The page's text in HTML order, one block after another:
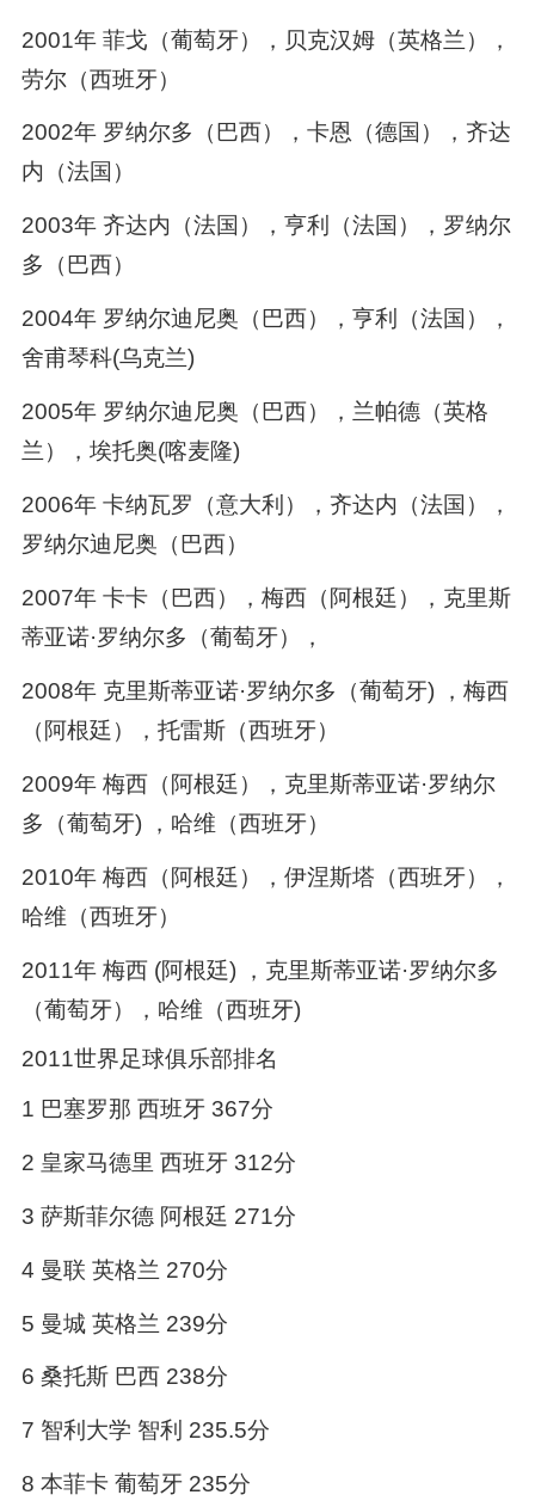
2001年 菲戈（葡萄牙），贝克汉姆（英格兰），
劳尔（西班牙）
2002年 罗纳尔多（巴西），卡恩（德国），齐达
内（法国）
2003年 齐达内（法国），亨利（法国），罗纳尔
多（巴西）
2004年 罗纳尔迪尼奥（巴西），亨利（法国），
舍甫琴科(乌克兰)
2005年 罗纳尔迪尼奥（巴西），兰帕德（英格
兰），埃托奥(喀麦隆)
2006年 卡纳瓦罗（意大利），齐达内（法国），
罗纳尔迪尼奥（巴西）
2007年 卡卡（巴西），梅西（阿根廷），克里斯
蒂亚诺·罗纳尔多（葡萄牙），
2008年 克里斯蒂亚诺·罗纳尔多（葡萄牙) ，梅西
（阿根廷），托雷斯（西班牙）
2009年 梅西（阿根廷），克里斯蒂亚诺·罗纳尔
多（葡萄牙) ，哈维（西班牙）
2010年 梅西（阿根廷），伊涅斯塔（西班牙），
哈维（西班牙）
2011年 梅西 (阿根廷) ，克里斯蒂亚诺·罗纳尔多
（葡萄牙），哈维（西班牙)
2011世界足球俱乐部排名
1 巴塞罗那 西班牙 367分
2 皇家马德里 西班牙 312分
3 萨斯菲尔德 阿根廷 271分
4 曼联 英格兰 270分
5 曼城 英格兰 239分
6 桑托斯 巴西 238分
7 智利大学 智利 235.5分
8 本菲卡 葡萄牙 235分